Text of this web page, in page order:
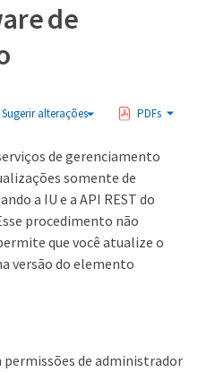
de
Sugerir alterações PDFs
de gerenciamento
somente de
a IU e a API REST do
procedimento não
que você atualize o
versão do elemento
permissões de administrador